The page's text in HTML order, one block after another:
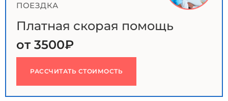
ПОЕЗДКА
Платная скорая помощь
от 3500₽
РАССЧИТАТЬ СТОИМОСТЬ